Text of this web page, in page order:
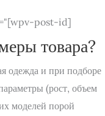
post-id]
товара?
одежда и при подборе
(рост, объем
моделей порой